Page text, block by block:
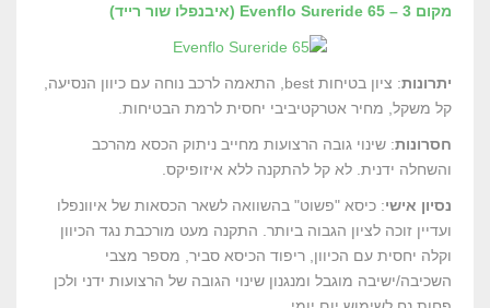
מקום 3 – Evenflo Sureride 65 (איבנפלו שור רייד)
יתרונות
: ציון בטיחות best, התאמה לרכב נוחה עם כיוון הנסיעה,
קל משקל, מחיר אטרקטיביבי יחסית לרמת הבטיחות.
חסרונות: שינוי גובה הרצועות מחייב ניתוק הכסא מהרכב
והשחלה ידנית. לא קל להתקנה ללא איזופיקס.
נסיון אישי: כיסא "פשוט" בהשוואה לשאר הכסאות של איוונפלו
ועדיין זוכה לציון הגבוה ביותר. התקנה מעט מורכבת נגד הכיוון
וקלה יחסית עם הכיוון, ריפוד הכיסא סביר, מספר מצבי
השכיבה/ישיבה מוגבל ומנגנון שינוי הגובה של הרצועות ידני ולכן